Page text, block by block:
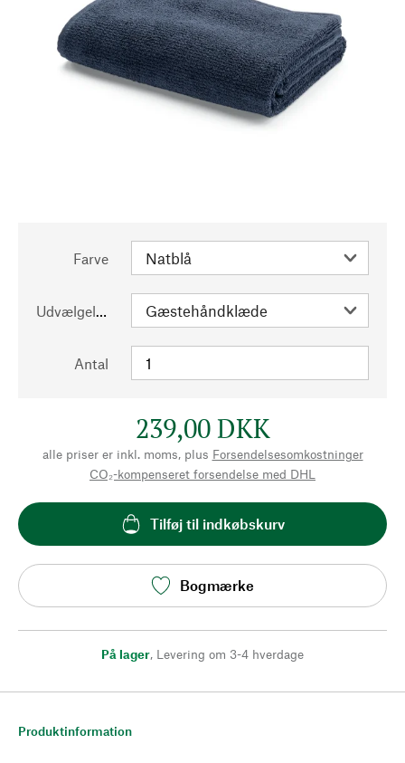
Farve
Antal
239,00 DKK
alle priser er inkl. moms, plus Forsendelsesomkostninger
CO₂-kompenseret forsendelse med DHL
Tilføj til indkøbskurv
Bogmærke
På lager, Levering om 3-4 hverdage
Produktinformation